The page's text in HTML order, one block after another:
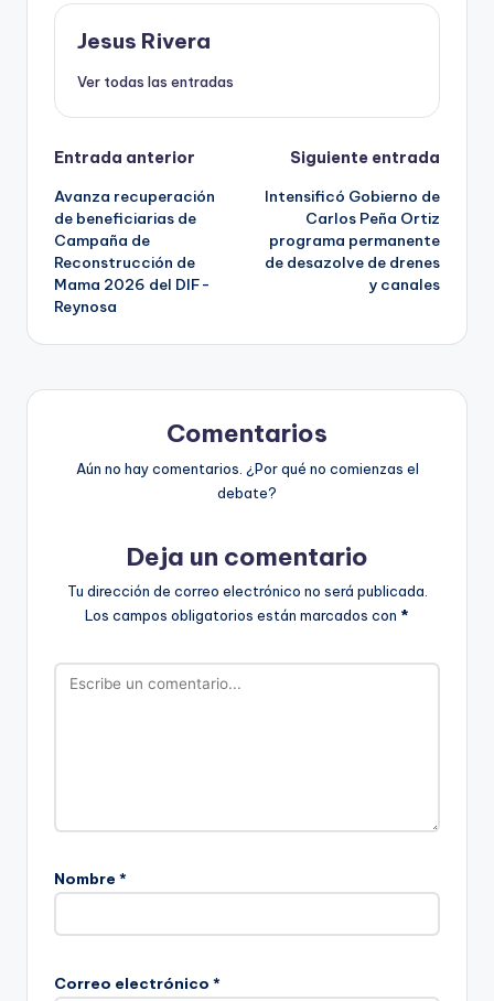
Jesus Rivera
Ver todas las entradas
Navegación
de
entradas
Entrada anterior
Avanza recuperación
de beneficiarias de
Campaña de
Reconstrucción de
Mama 2026 del DIF-
Reynosa
Siguiente entrada
Intensificó Gobierno de
Carlos Peña Ortiz
programa permanente
de desazolve de drenes
y canales
Comentarios
Aún no hay comentarios. ¿Por qué no comienzas el
debate?
Deja un comentario
Tu dirección de correo electrónico no será publicada.
Los campos obligatorios están marcados con *
Nombre *
Correo electrónico *